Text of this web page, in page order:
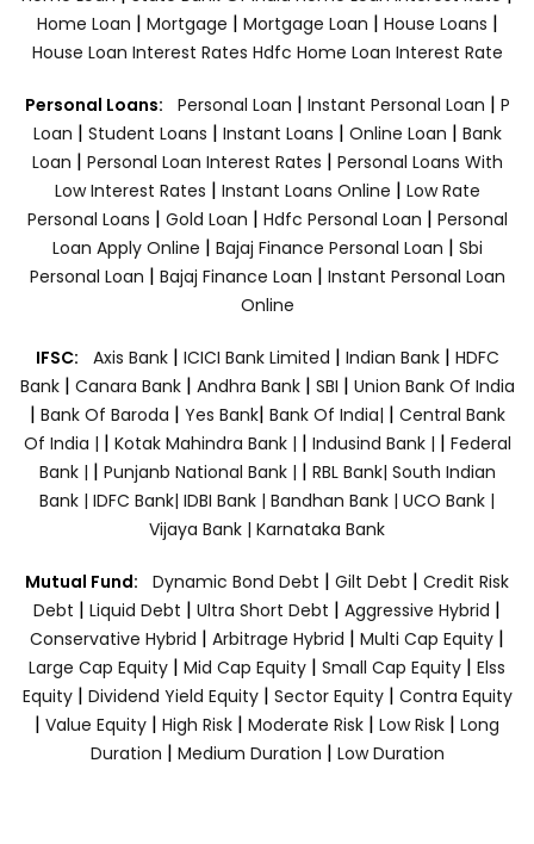
Home Loan | Mortgage | Mortgage Loan | House Loans |
House Loan Interest Rates Hdfc Home Loan Interest Rate
Personal Loans: Personal Loan | Instant Personal Loan | P
Loan | Student Loans | Instant Loans | Online Loan | Bank
Loan | Personal Loan Interest Rates | Personal Loans With
Low Interest Rates | Instant Loans Online | Low Rate
Personal Loans | Gold Loan | Hdfc Personal Loan | Personal
Loan Apply Online | Bajaj Finance Personal Loan | Sbi
Personal Loan | Bajaj Finance Loan | Instant Personal Loan
Online
IFSC: Axis Bank | ICICI Bank Limited | Indian Bank | HDFC
Bank| Canara Bank | Andhra Bank| SBI | Union Bank Of India
| Bank Of Baroda | Yes Bank| Bank Of India| | Central Bank
Of India | | Kotak Mahindra Bank | | Indusind Bank | | Federal
Bank | | Punjanb National Bank | | RBL Bank| South Indian
Bank | IDFC Bank| IDBI Bank | Bandhan Bank | UCO Bank |
Vijaya Bank | Karnataka Bank
Mutual Fund: Dynamic Bond Debt | Gilt Debt | Credit Risk
Debt | Liquid Debt | Ultra Short Debt | Aggressive Hybrid |
Conservative Hybrid | Arbitrage Hybrid | Multi Cap Equity |
Large Cap Equity | Mid Cap Equity | Small Cap Equity | Elss
Equity| Dividend Yield Equity| Sector Equity | Contra Equity
| Value Equity | High Risk | Moderate Risk | Low Risk | Long
Duration | Medium Duration | Low Duration